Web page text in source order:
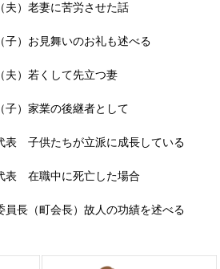
）老妻に苦労させた話
）お見舞いのお礼も述べる
）若くして先立つ妻
）家業の後継者として
表 子供たちが立派に成長している
表 在職中に死亡した場合
長（町会長）故人の功績を述べる